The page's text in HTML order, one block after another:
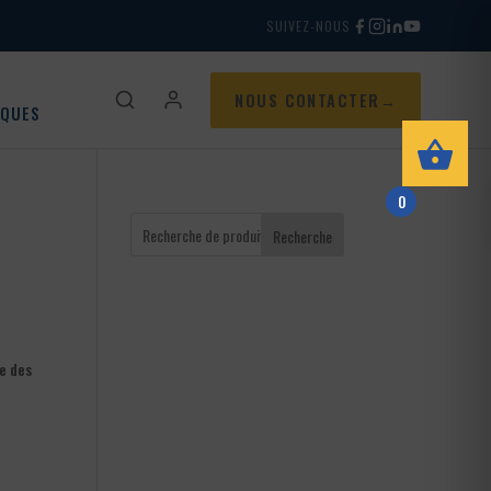
SUIVEZ-NOUS
NOUS CONTACTER
des
Recherche
0